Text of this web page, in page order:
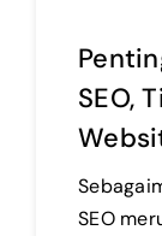
SEO,
SEO